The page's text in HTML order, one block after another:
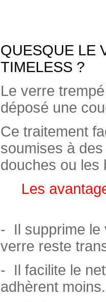
QUESQUE LE
TIMELESS ?
Le verre
déposé une
Ce traitement
soumises à
douches ou les
Les
- Il supprime le
verre reste
- Il facilite le
adhèrent